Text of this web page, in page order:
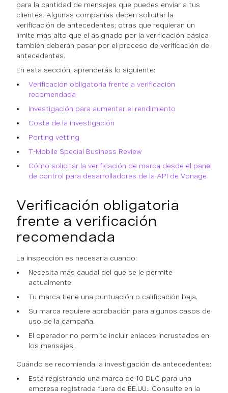
para la cantidad de mensajes que puedes enviar a tus
clientes. Algunas compañías deben solicitar la
verificación de antecedentes; otras que requieran un
límite más alto que el asignado por la verificación básica
también deberán pasar por el proceso de verificación de
antecedentes.
En esta sección, aprenderás lo siguiente:
Verificación obligatoria frente a verificación
recomendada
Investigación para aumentar el rendimiento
Coste de la investigación
Porting vetting
T-Mobile Special Business Review
Cómo solicitar la verificación de marca desde el panel
de control para desarrolladores de la API de Vonage
Verificación obligatoria
frente a verificación
recomendada
La inspección es necesaria cuando:
Necesita más caudal del que se le permite
actualmente.
Tu marca tiene una puntuación o calificación baja.
Su marca requiere aprobación para algunos casos de
uso de la campaña.
El operador no permite incluir enlaces incrustados en
los mensajes.
Cuándo se recomienda la investigación de antecedentes:
Está registrando una marca de 10 DLC para una
empresa registrada fuera de EE.UU.. Consulte en la